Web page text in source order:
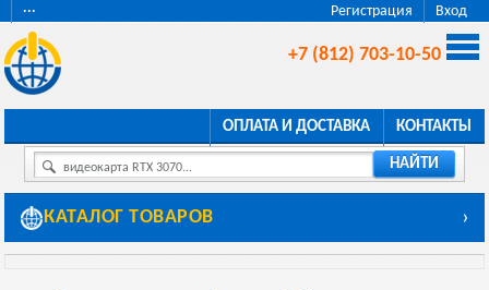
Регистрация Вход
···
+7 (812) 703-10-50
ОПЛАТА И ДОСТАВКА КОНТАКТЫ
видеокарта RTX 3070... НАЙТИ
КАТАЛОГ ТОВАРОВ ›